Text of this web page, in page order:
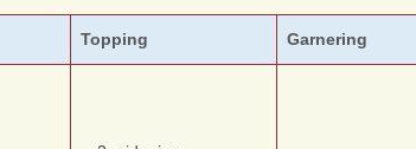
Topping Garnering